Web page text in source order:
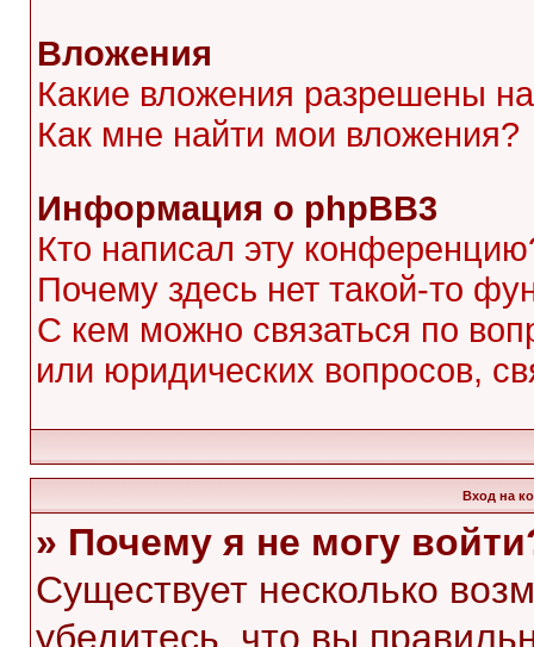
Вложения
Какие вложения разрешены
Как мне найти мои вложения?
Информация о phpBB3
Кто написал эту
Почему здесь нет такой-то
С кем можно связаться по
или юридических вопросов,
Вход на
» Почему я не могу
Существует несколько
убедитесь, что вы